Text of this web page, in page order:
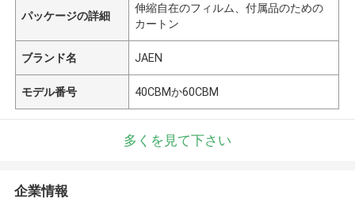
パッケージの詳細
伸縮自在のフィルム、付属品のための
カートン
ブランド名 JAEN
モデル番号 40CBMか60CBM
多くを見て下さい
企業情報